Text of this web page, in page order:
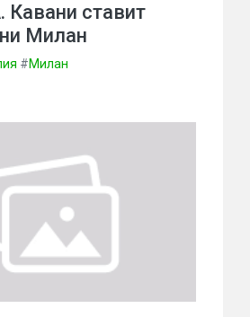
Кавани ставит
Милан
#Милан